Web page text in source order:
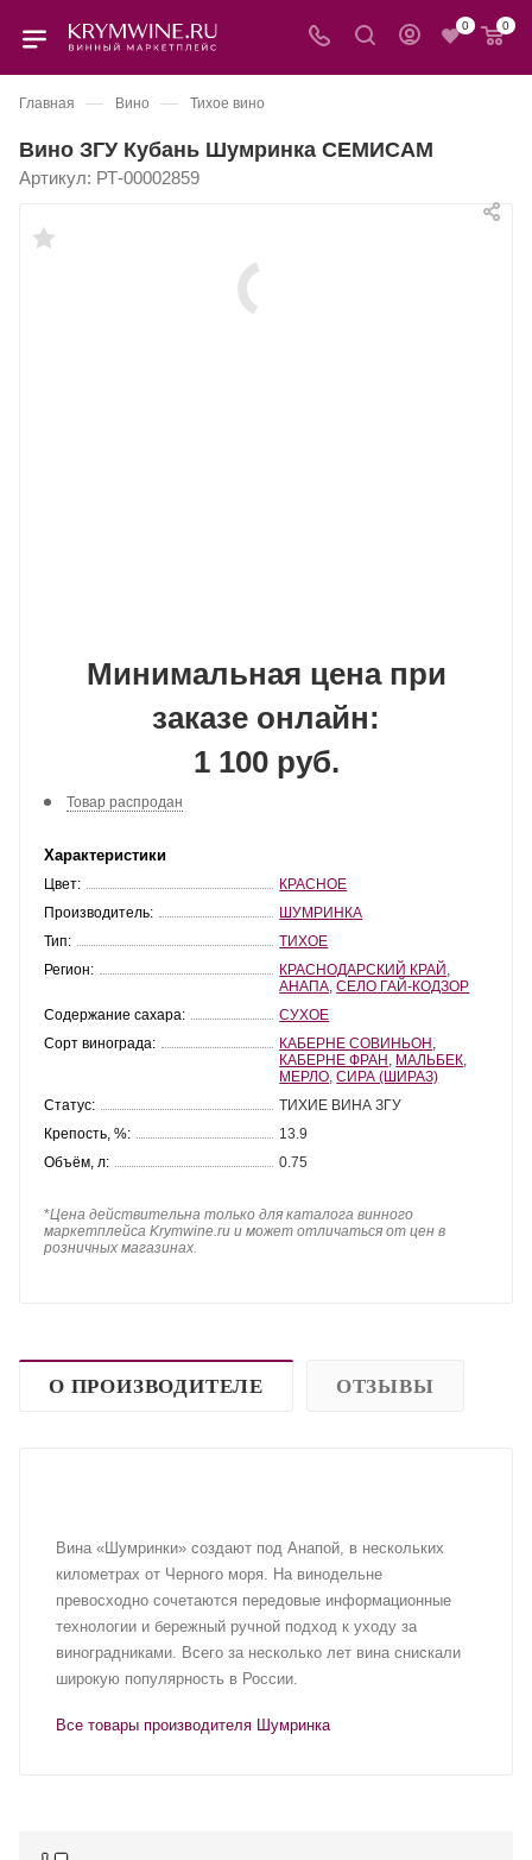
0 0
Главная — Вино — Тихое вино
Вино ЗГУ Кубань Шумринка СЕМИСАМ
Артикул: РТ-00002859
Минимальная цена при
заказе онлайн:
1 100 руб.
Товар распродан
Характеристики
Цвет:
КРАСНОЕ
Производитель:
ШУМРИНКА
Тип:
ТИХОЕ
Регион:
КРАСНОДАРСКИЙ КРАЙ
АНАПА ,СЕЛО ГАЙ-КОДЗОР
Содержание сахара:
СУХОЕ
Сорт винограда:
КАБЕРНЕ СОВИНЬОН
КАБЕРНЕ ФРАН МАЛЬБЕК
МЕРЛО ,СИРА (ШИРАЗ)
Статус:
ТИХИЕ ВИНА ЗГУ
Крепость, %:
13.9
Объём, л:
0.75
*Цена действительна только для каталога винного
маркетплейса Krymwine.ru и может отличаться от цен в
розничных магазинах.
О ПРОИЗВОДИТЕЛЕ ОТЗЫВЫ
Вина «Шумринки» создают под Анапой, в нескольких
километрах от Черного моря. На винодельне
превосходно сочетаются передовые информационные
технологии и бережный ручной подход к уходу за
виноградниками. Всего за несколько лет вина снискали
широкую популярность в России.
Все товары производителя Шумринка